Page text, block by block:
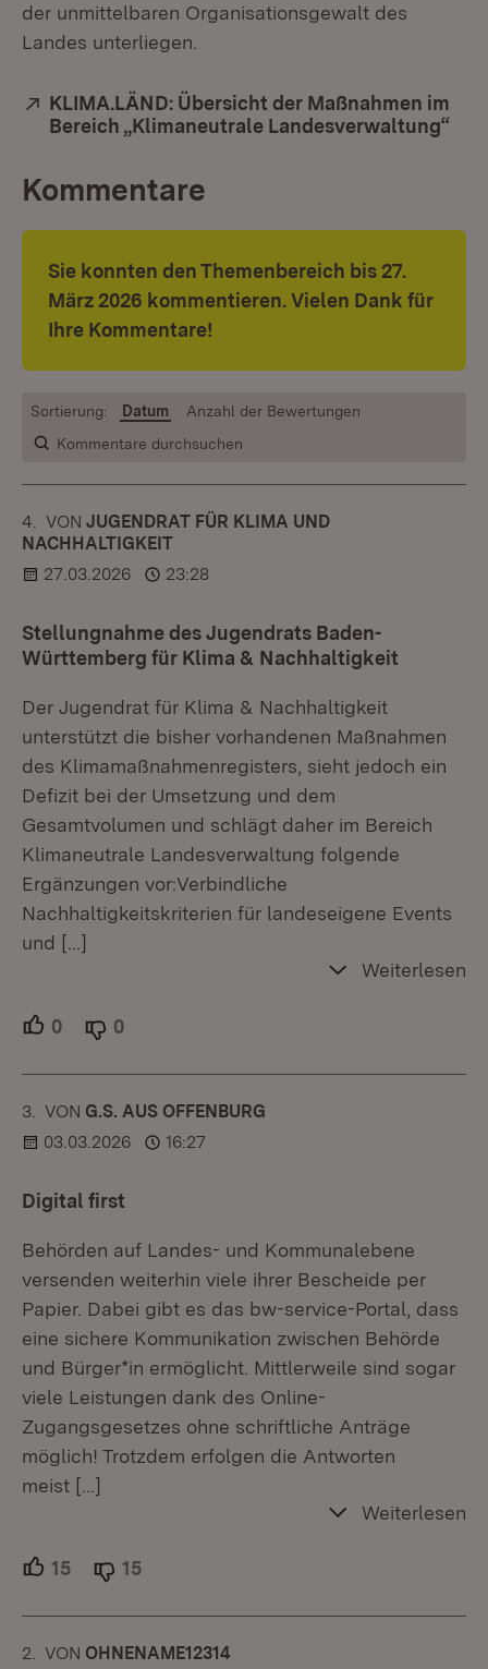
der unmittelbaren Organisationsgewalt des
Landes unterliegen.
Extern:
KLIMA.LÄND: Übersicht der Maßnahmen im
Bereich „Klimaneutrale Landesverwaltung“
Kommentare
Sie konnten den Themenbereich bis 27.
März 2026 kommentieren. Vielen Dank für
Ihre Kommentare!
Kommentare durchsuchen
Sortierung: Datum Anzahl der Bewertungen
4. KOMMENTAR
VON :JUGENDRAT FÜR KLIMA UND
NACHHALTIGKEIT
27.03.2026
23:28
Stellungnahme des Jugendrats Baden-
Württemberg für Klima & Nachhaltigkeit
Der Jugendrat für Klima & Nachhaltigkeit
unterstützt die bisher vorhandenen Maßnahmen
des Klimamaßnahmenregisters, sieht jedoch ein
Defizit bei der Umsetzung und dem
Gesamtvolumen und schlägt daher im Bereich
Klimaneutrale Landesverwaltung folgende
Ergänzungen vor:Verbindliche
Nachhaltigkeitskriterien für landeseigene Events
und […]
Weiterlesen
0 Unterstützer.
0
3. KOMMENTAR
VON :G.S. AUS OFFENBURG
03.03.2026
16:27
Digital first
Behörden auf Landes- und Kommunalebene
versenden weiterhin viele ihrer Bescheide per
Papier. Dabei gibt es das bw-service-Portal, dass
eine sichere Kommunikation zwischen Behörde
und Bürger*in ermöglicht. Mittlerweile sind sogar
viele Leistungen dank des Online-
Zugangsgesetzes ohne schriftliche Anträge
möglich! Trotzdem erfolgen die Antworten
meist […]
Weiterlesen
15 Unterstützer.
15
2. KOMMENTAR
VON :OHNENAME12314